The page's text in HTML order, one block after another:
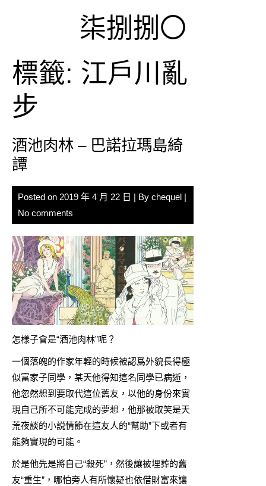
柒捌捌〇
標籤: 江戶川亂
步
酒池肉林 – 巴諾拉瑪島綺
譚
Posted on 2019 年 4 月 22 日 | By chequel |
No comments
怎樣子會是“酒池肉林”呢？
一個落魄的作家年輕的時候被認爲外貌長得極
似富家子同學，某天他得知這名同學已病逝，
他忽然想到要取代這位舊友，以他的身份來實
現自己所不可能完成的夢想，他那被取笑是天
荒夜談的小説情節在這友人的“幫助”下或者有
能夠實現的可能。
於是他先是將自己“殺死”，然後讓被埋葬的舊
友“重生”，哪怕旁人有所懷疑也依借財富來讓